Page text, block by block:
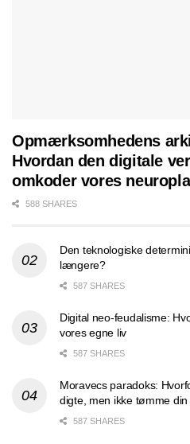
Opmærksomhedens
Hvordan den digitale
omkoder vores
588 SHARES
Den teknologiske
længere?
587 SHARES
Digital neo-feudalisme:
vores egne liv
587 SHARES
Moravecs paradoks:
digte, men ikke tømme
587 SHARES